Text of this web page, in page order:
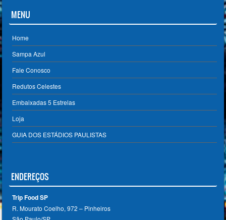
MENU
Home
Sampa Azul
Fale Conosco
Redutos Celestes
Embaixadas 5 Estrelas
Loja
GUIA DOS ESTÁDIOS PAULISTAS
ENDEREÇOS
Trip Food SP
R. Mourato Coelho, 972 – Pinheiros